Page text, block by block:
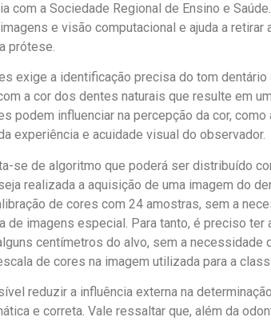
com a Sociedade Regional de Ensino e
e visão computacional e ajuda a retirar
prótese.
exige a identificação precisa do tom dentário
a cor dos dentes naturais que resulte em
podem influenciar na percepção da cor, como
experiência e acuidade visual do observador.
se de algoritmo que poderá ser distribuído
realizada a aquisição de uma imagem do
de cores com 24 amostras, sem a
de imagens especial. Para tanto, é preciso ter
centímetros do alvo, sem a necessidade
de cores na imagem utilizada para a
reduzir a influência externa na
e correta. Vale ressaltar que, além da